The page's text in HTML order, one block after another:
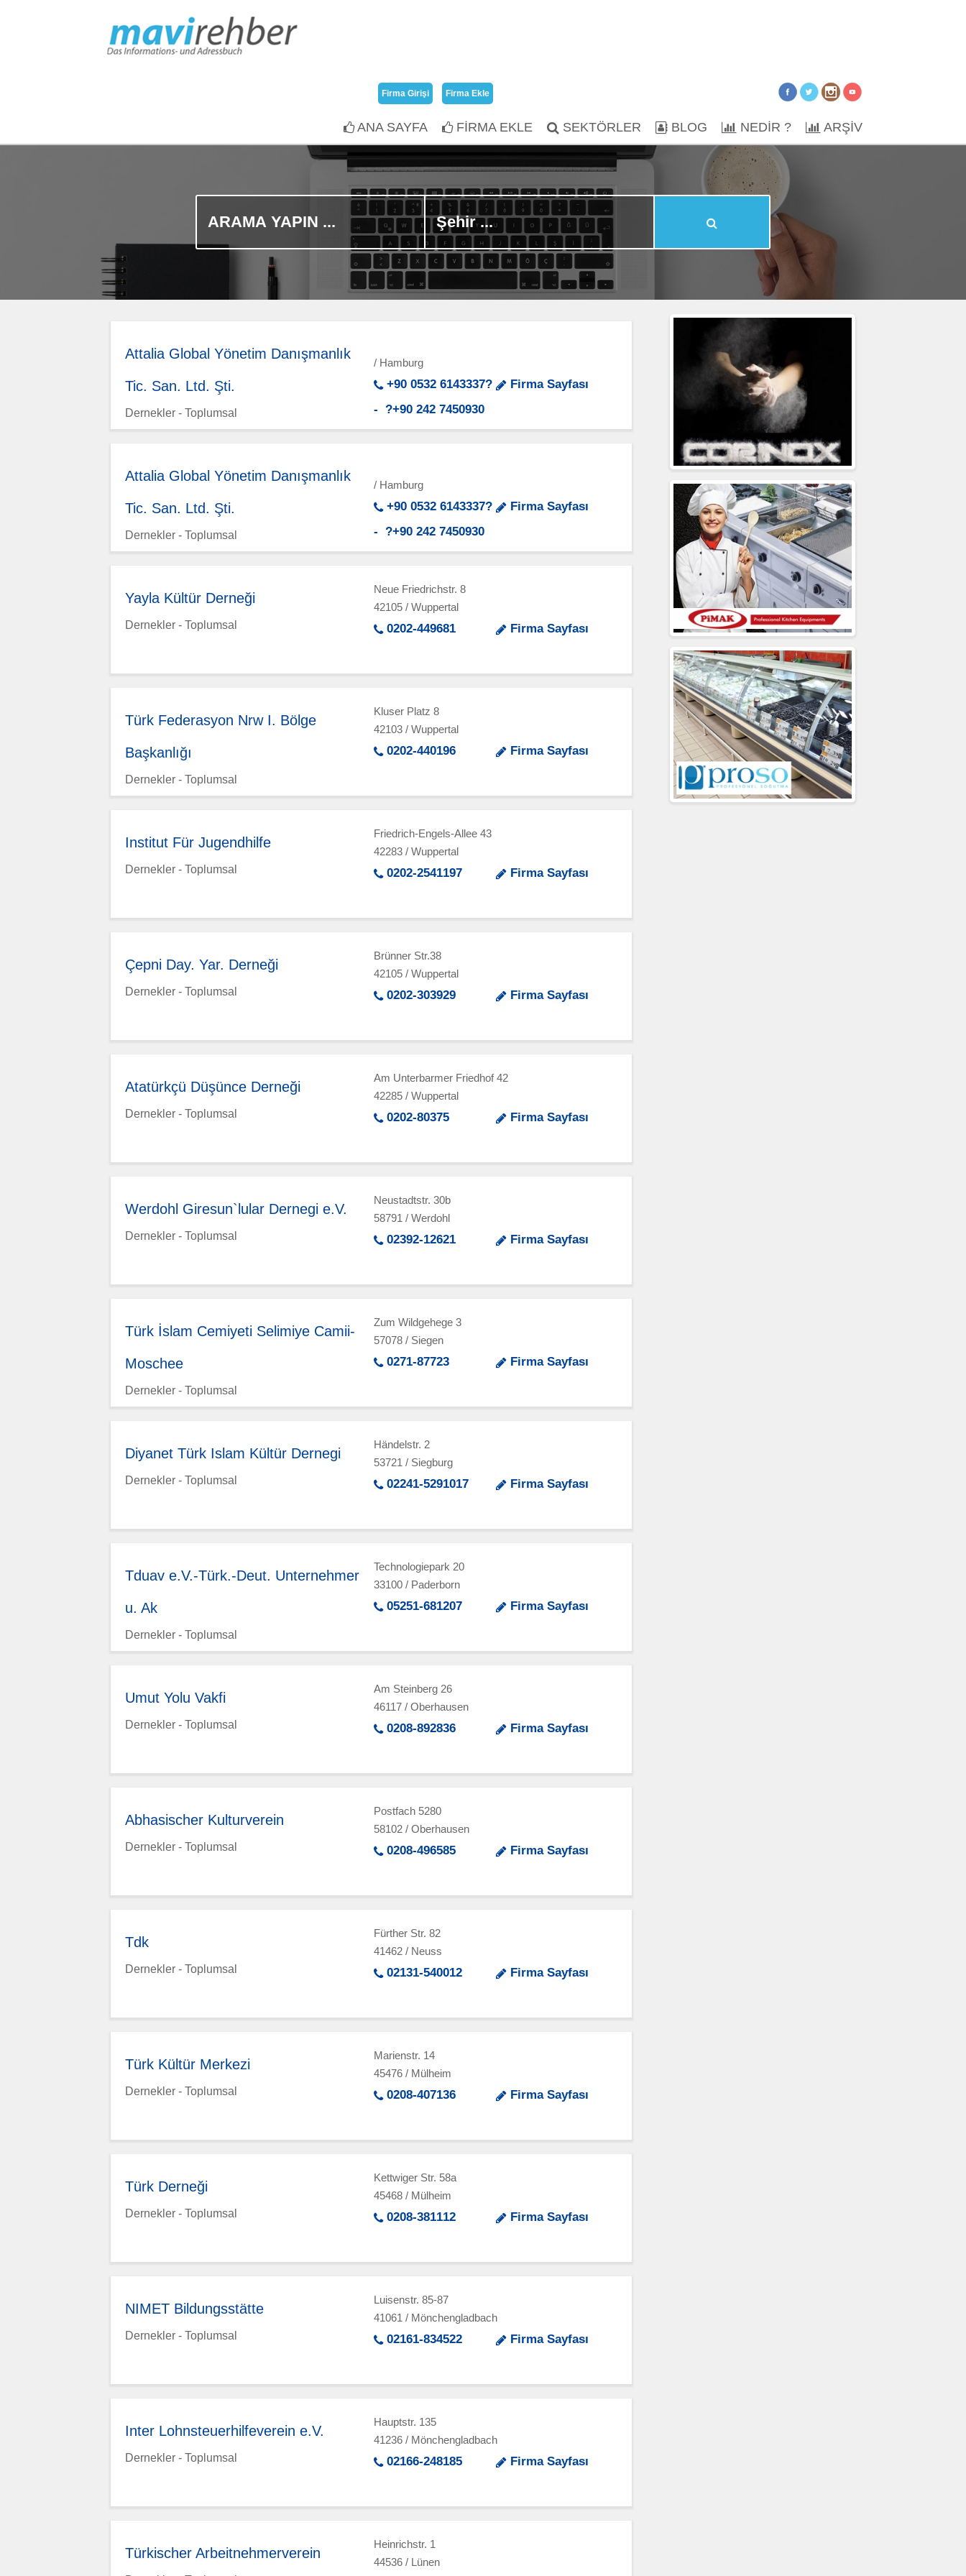
Firma Girişi Firma Ekle
ANA SAYFA FİRMA EKLE SEKTÖRLER BLOG NEDİR ? ARŞİV
Attalia Global Yönetim Danışmanlık
Tic. San. Ltd. Şti.
Dernekler - Toplumsal
/ Hamburg
+90 0532 6143337?
- ?+90 242 7450930
Firma Sayfası
Attalia Global Yönetim Danışmanlık
Tic. San. Ltd. Şti.
Dernekler - Toplumsal
/ Hamburg
+90 0532 6143337?
- ?+90 242 7450930
Firma Sayfası
Yayla Kültür Derneği
Dernekler - Toplumsal
Neue Friedrichstr. 8
42105 / Wuppertal
0202-449681 Firma Sayfası
Türk Federasyon Nrw I. Bölge
Başkanlığı
Dernekler - Toplumsal
Kluser Platz 8
42103 / Wuppertal
0202-440196 Firma Sayfası
Institut Für Jugendhilfe
Dernekler - Toplumsal
Friedrich-Engels-Allee 43
42283 / Wuppertal
0202-2541197 Firma Sayfası
Çepni Day. Yar. Derneği
Dernekler - Toplumsal
Brünner Str.38
42105 / Wuppertal
0202-303929 Firma Sayfası
Atatürkçü Düşünce Derneği
Dernekler - Toplumsal
Am Unterbarmer Friedhof 42
42285 / Wuppertal
0202-80375 Firma Sayfası
Werdohl Giresun`lular Dernegi e.V.
Dernekler - Toplumsal
Neustadtstr. 30b
58791 / Werdohl
02392-12621 Firma Sayfası
Türk İslam Cemiyeti Selimiye Camii-
Moschee
Dernekler - Toplumsal
Zum Wildgehege 3
57078 / Siegen
0271-87723 Firma Sayfası
Diyanet Türk Islam Kültür Dernegi
Dernekler - Toplumsal
Händelstr. 2
53721 / Siegburg
02241-5291017 Firma Sayfası
Tduav e.V.-Türk.-Deut. Unternehmer
u. Ak
Dernekler - Toplumsal
Technologiepark 20
33100 / Paderborn
05251-681207 Firma Sayfası
Umut Yolu Vakfi
Dernekler - Toplumsal
Am Steinberg 26
46117 / Oberhausen
0208-892836 Firma Sayfası
Abhasischer Kulturverein
Dernekler - Toplumsal
Postfach 5280
58102 / Oberhausen
0208-496585 Firma Sayfası
Tdk
Dernekler - Toplumsal
Fürther Str. 82
41462 / Neuss
02131-540012 Firma Sayfası
Türk Kültür Merkezi
Dernekler - Toplumsal
Marienstr. 14
45476 / Mülheim
0208-407136 Firma Sayfası
Türk Derneği
Dernekler - Toplumsal
Kettwiger Str. 58a
45468 / Mülheim
0208-381112 Firma Sayfası
NIMET Bildungsstätte
Dernekler - Toplumsal
Luisenstr. 85-87
41061 / Mönchengladbach
02161-834522 Firma Sayfası
Inter Lohnsteuerhilfeverein e.V.
Dernekler - Toplumsal
Hauptstr. 135
41236 / Mönchengladbach
02166-248185 Firma Sayfası
Türkischer Arbeitnehmerverein
Heinrichstr. 1
44536 / Lünen